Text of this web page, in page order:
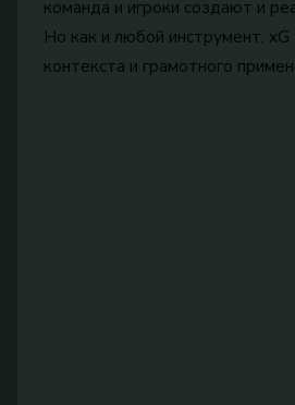
команда и игроки создают и
Но как и любой инструмент,
контекста и грамотного